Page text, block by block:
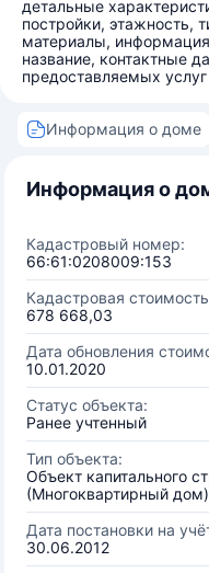
детальные
постройки, этажность,
материалы,
название, контактные
предоставляемых услуг
Информация о доме
Информация о
Кадастровый номер:
66:61:0208009:153
Кадастровая
678 668,03
Дата обновления
10.01.2020
Статус объекта:
Ранее учтенный
Тип объекта:
Объект капитального
(Многоквартирный дом)
Дата постановки на
30.06.2012